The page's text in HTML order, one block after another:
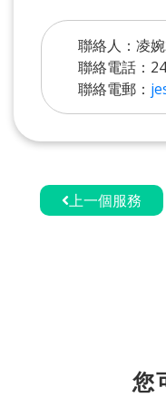
聯絡人：凌
聯絡電話：
聯絡電郵：
上一個服務
您